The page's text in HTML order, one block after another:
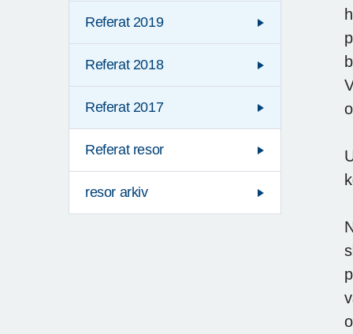
Referat 2019
Referat 2018
Referat 2017
Referat resor
resor arkiv